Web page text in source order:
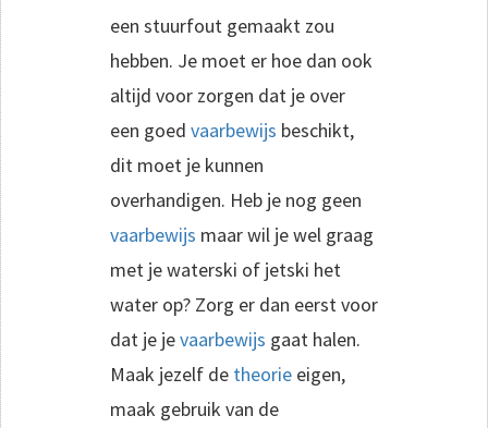
een stuurfout gemaakt zou
hebben. Je moet er hoe dan ook
altijd voor zorgen dat je over
een goed vaarbewijs beschikt,
dit moet je kunnen
overhandigen. Heb je nog geen
vaarbewijs maar wil je wel graag
met je waterski of jetski het
water op? Zorg er dan eerst voor
dat je jevaarbewijs gaat halen.
Maak jezelf de theorie eigen,
maak gebruik van de